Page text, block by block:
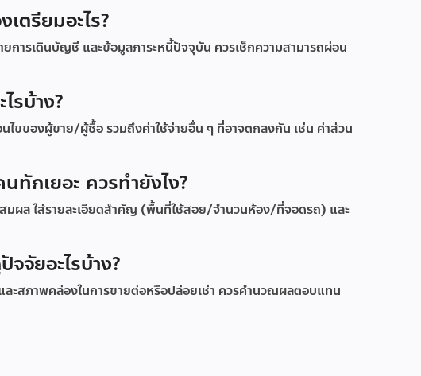
ตรียมอะไร?
การเดินบัญชี และข้อมูลภาระหนี้ปัจจุบัน ควรเช็กความสามารถผ่อน
รบ้าง?
ขของผู้ขาย/ผู้ซื้อ รวมถึงค่าใช้จ่ายอื่น ๆ ที่อาจตกลงกัน เช่น ค่าส่วน
ทักเยอะ ควรทำยังไง?
สมผล ใส่รายละเอียดสำคัญ (พื้นที่ใช้สอย/จำนวนห้อง/ที่จอดรถ) และ
จัยอะไรบ้าง?
ะสภาพคล่องในการขายต่อหรือปล่อยเช่า ควรคำนวณผลตอบแทน